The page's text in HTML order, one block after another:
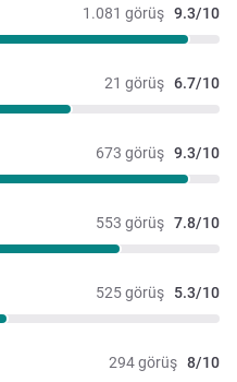
1.081 görüş 9.3/10
21 görüş 6.7/10
673 görüş 9.3/10
553 görüş 7.8/10
525 görüş 5.3/10
294 görüş 8/10